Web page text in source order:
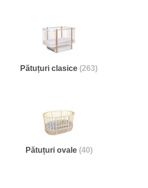
Pătuțuri clasice (263)
Pătuțuri ovale (40)